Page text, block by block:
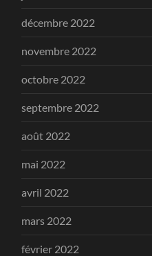
décembre 2022
novembre 2022
octobre 2022
septembre 2022
août 2022
mai 2022
avril 2022
mars 2022
février 2022